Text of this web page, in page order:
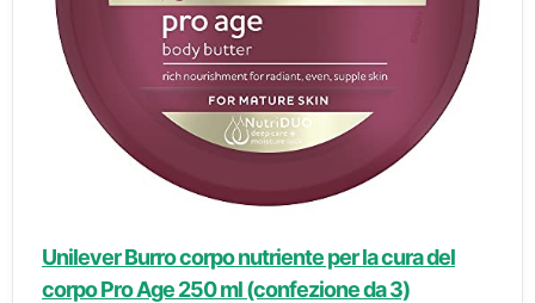
Unilever Burro corpo nutriente per la cura del
corpo Pro Age 250 ml (confezione da 3)